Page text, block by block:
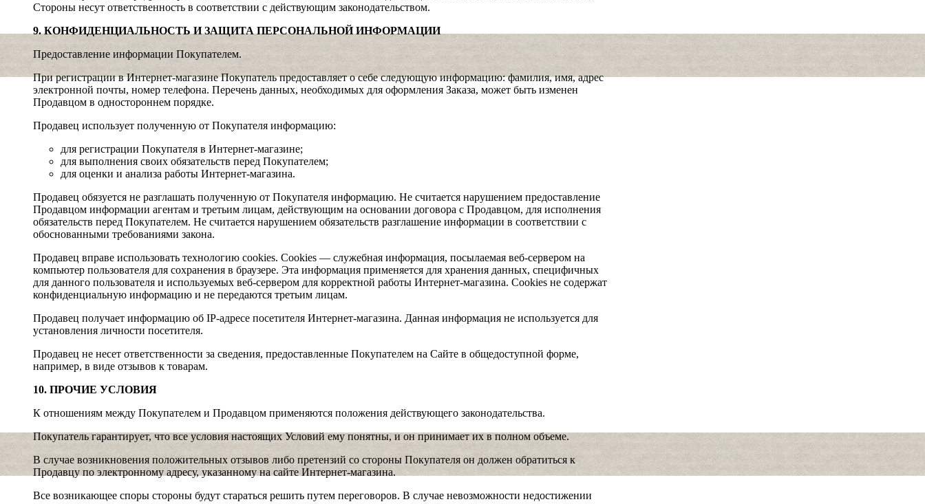
Стороны несут ответственность в соответствии с действующим законодательством.
9. КОНФИДЕНЦИАЛЬНОСТЬ И ЗАЩИТА ПЕРСОНАЛЬНОЙ ИНФОРМАЦИИ
Предоставление информации Покупателем.
При регистрации в Интернет-магазине Покупатель предоставляет о себе следующую информацию: фамилия, имя, адрес
электронной почты, номер телефона. Перечень данных, необходимых для оформления Заказа, может быть изменен
Продавцом в одностороннем порядке.
Продавец использует полученную от Покупателя информацию:
для регистрации Покупателя в Интернет-магазине;
для выполнения своих обязательств перед Покупателем;
для оценки и анализа работы Интернет-магазина.
Продавец обязуется не разглашать полученную от Покупателя информацию. Не считается нарушением предоставление
Продавцом информации агентам и третьим лицам, действующим на основании договора с Продавцом, для исполнения
обязательств перед Покупателем. Не считается нарушением обязательств разглашение информации в соответствии с
обоснованными требованиями закона.
Продавец вправе использовать технологию cookies. Cookies — служебная информация, посылаемая веб-сервером на
компьютер пользователя для сохранения в браузере. Эта информация применяется для хранения данных, специфичных
для данного пользователя и используемых веб-сервером для корректной работы Интернет-магазина. Cookies не содержат
конфиденциальную информацию и не передаются третьим лицам.
Продавец получает информацию об IP-адресе посетителя Интернет-магазина. Данная информация не используется для
установления личности посетителя.
Продавец не несет ответственности за сведения, предоставленные Покупателем на Сайте в общедоступной форме,
например, в виде отзывов к товарам.
10. ПРОЧИЕ УСЛОВИЯ
К отношениям между Покупателем и Продавцом применяются положения действующего законодательства.
Покупатель гарантирует, что все условия настоящих Условий ему понятны, и он принимает их в полном объеме.
В случае возникновения положительных отзывов либо претензий со стороны Покупателя он должен обратиться к
Продавцу по электронному адресу, указанному на сайте Интернет-магазина.
Все возникающее споры стороны будут стараться решить путем переговоров. В случае невозможности недостижении